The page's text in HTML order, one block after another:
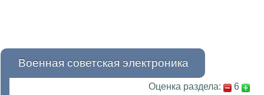
Военная советская электроника
Оценка раздела: 6